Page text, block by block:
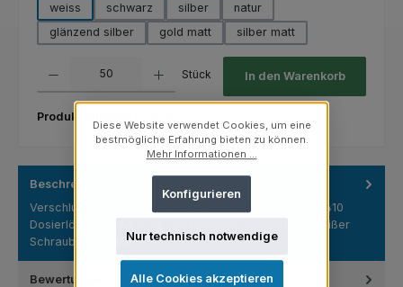
weiss
schwarz silber
natur
glänzend silber
gold matt silber matt
Stück In den Warenkorb
Produktnummer:
Beschreibung
Verschluss V24-16 mit montiertem Spritzeinsatz – 24/410
Dosierlösung in Weiß für punktgenaue Anwendung Weißer
Schraubvers…
Mehr
Bewertungen
Diese Website verwendet Cookies, um eine
bestmögliche Erfahrung bieten zu können.
Mehr Informationen ...
Nur technisch notwendige
Konfigurieren
Alle Cookies akzeptieren